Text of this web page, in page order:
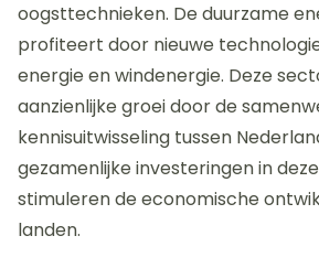
oogsttechnieken. De duurzame
profiteert door nieuwe
energie en windenergie. Deze
aanzienlijke groei door de
kennisuitwisseling tussen
gezamenlijke investeringen in
stimuleren de economische
landen.